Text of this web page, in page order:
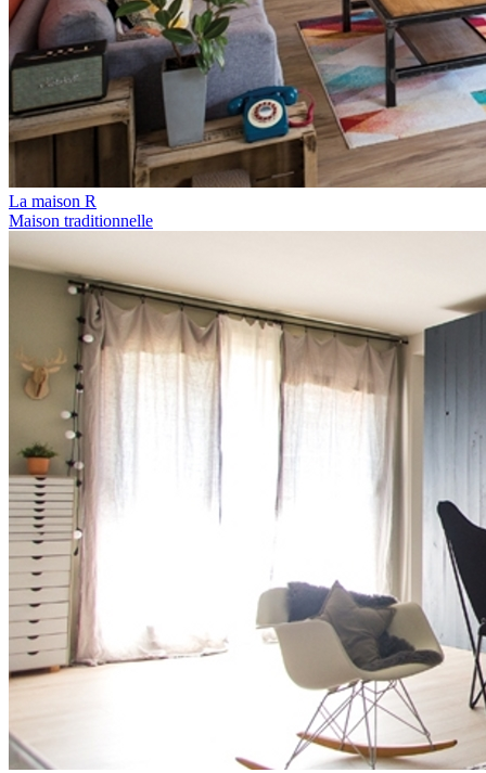
La maison R
Maison traditionnelle